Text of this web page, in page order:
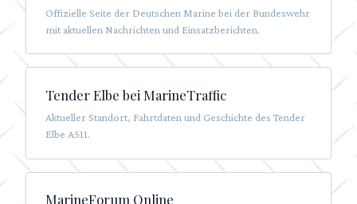
Offizielle Seite der Deutschen Marine bei der Bundeswehr
mit aktuellen Nachrichten und Einsatzberichten.
Tender Elbe bei MarineTraffic
Aktueller Standort, Fahrtdaten und Geschichte des Tender
Elbe A511.
MarineForum Online